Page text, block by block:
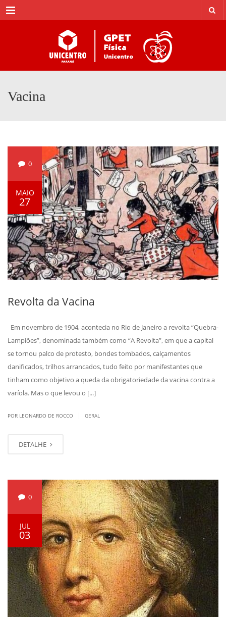
Menu
Vacina
0
MAIO
27
Revolta da Vacina
Em novembro de 1904, acontecia no Rio de Janeiro a revolta “Quebra-
Lampiões”, denominada também como “A Revolta”, em que a capital
se tornou palco de protesto, bondes tombados, calçamentos
danificados, trilhos arrancados, tudo feito por manifestantes que
tinham como objetivo a queda da obrigatoriedade da vacina contra a
varíola. Mas o que levou o [...]
POR LEONARDO DE ROCCO GERAL
DETALHE
0
JUL
03